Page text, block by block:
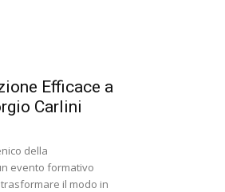
Efficace a
Carlini
della
evento formativo
il modo in